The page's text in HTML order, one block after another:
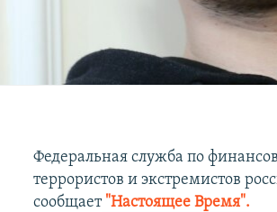
Федеральная служба по
террористов и экстремистов
сообщает"Настоящее Время".